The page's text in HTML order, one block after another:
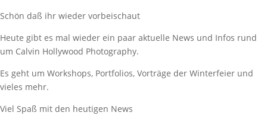
Schön daß ihr wieder vorbeischaut
Heute gibt es mal wieder ein paar aktuelle News und Infos rund
um Calvin Hollywood Photography.
Es geht um Workshops, Portfolios, Vorträge der Winterfeier und
vieles mehr.
Viel Spaß mit den heutigen News